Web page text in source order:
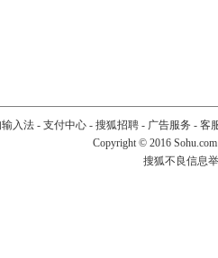
入法- 支付中心- 搜狐招聘- 广告服务 - 客
Copyright © 2016
搜狐不良信息